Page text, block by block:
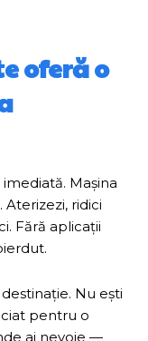
oferă o
Mașina
ridici
Fără aplicații
Nu ești
pentru o
ai nevoie —